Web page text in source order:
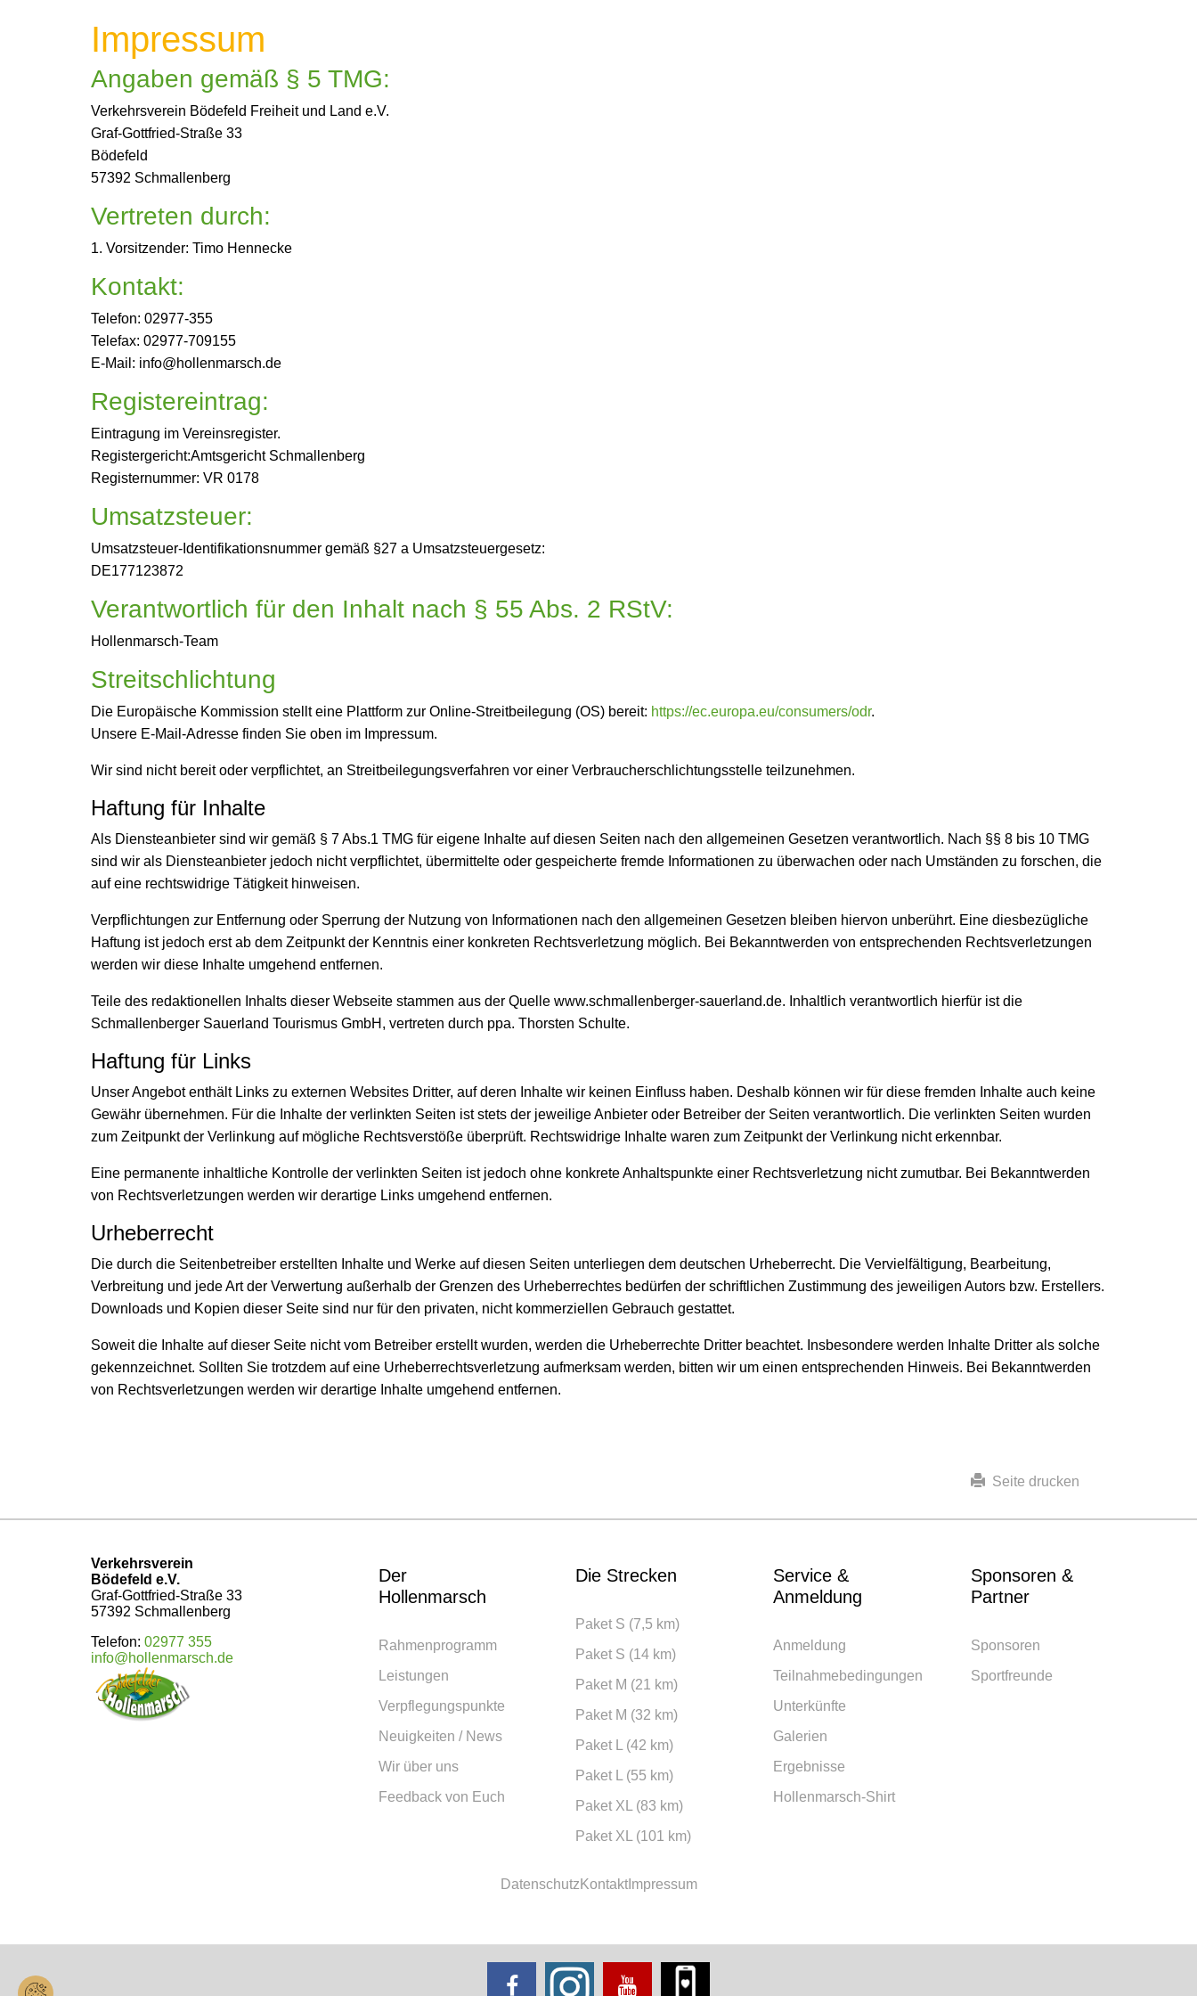
Impressum
Angaben gemäß § 5 TMG:
Verkehrsverein Bödefeld Freiheit und Land e.V.
Graf-Gottfried-Straße 33
Bödefeld
57392 Schmallenberg
Vertreten durch:
1. Vorsitzender: Timo Hennecke
Kontakt:
Telefon: 02977-355
Telefax: 02977-709155
E-Mail: info@hollenmarsch.de
Registereintrag:
Eintragung im Vereinsregister.
Registergericht:Amtsgericht Schmallenberg
Registernummer: VR 0178
Umsatzsteuer:
Umsatzsteuer-Identifikationsnummer gemäß §27 a Umsatzsteuergesetz:
DE177123872
Verantwortlich für den Inhalt nach § 55 Abs. 2 RStV:
Hollenmarsch-Team
Streitschlichtung
Die Europäische Kommission stellt eine Plattform zur Online-Streitbeilegung (OS) bereit: https://ec.europa.eu/consumers/odr.
Unsere E-Mail-Adresse finden Sie oben im Impressum.
Wir sind nicht bereit oder verpflichtet, an Streitbeilegungsverfahren vor einer Verbraucherschlichtungsstelle teilzunehmen.
Haftung für Inhalte
Als Diensteanbieter sind wir gemäß § 7 Abs.1 TMG für eigene Inhalte auf diesen Seiten nach den allgemeinen Gesetzen verantwortlich. Nach §§ 8 bis 10 TMG
sind wir als Diensteanbieter jedoch nicht verpflichtet, übermittelte oder gespeicherte fremde Informationen zu überwachen oder nach Umständen zu forschen, die
auf eine rechtswidrige Tätigkeit hinweisen.
Verpflichtungen zur Entfernung oder Sperrung der Nutzung von Informationen nach den allgemeinen Gesetzen bleiben hiervon unberührt. Eine diesbezügliche
Haftung ist jedoch erst ab dem Zeitpunkt der Kenntnis einer konkreten Rechtsverletzung möglich. Bei Bekanntwerden von entsprechenden Rechtsverletzungen
werden wir diese Inhalte umgehend entfernen.
Teile des redaktionellen Inhalts dieser Webseite stammen aus der Quelle www.schmallenberger-sauerland.de. Inhaltlich verantwortlich hierfür ist die
Schmallenberger Sauerland Tourismus GmbH, vertreten durch ppa. Thorsten Schulte.
Haftung für Links
Unser Angebot enthält Links zu externen Websites Dritter, auf deren Inhalte wir keinen Einfluss haben. Deshalb können wir für diese fremden Inhalte auch keine
Gewähr übernehmen. Für die Inhalte der verlinkten Seiten ist stets der jeweilige Anbieter oder Betreiber der Seiten verantwortlich. Die verlinkten Seiten wurden
zum Zeitpunkt der Verlinkung auf mögliche Rechtsverstöße überprüft. Rechtswidrige Inhalte waren zum Zeitpunkt der Verlinkung nicht erkennbar.
Eine permanente inhaltliche Kontrolle der verlinkten Seiten ist jedoch ohne konkrete Anhaltspunkte einer Rechtsverletzung nicht zumutbar. Bei Bekanntwerden
von Rechtsverletzungen werden wir derartige Links umgehend entfernen.
Urheberrecht
Die durch die Seitenbetreiber erstellten Inhalte und Werke auf diesen Seiten unterliegen dem deutschen Urheberrecht. Die Vervielfältigung, Bearbeitung,
Verbreitung und jede Art der Verwertung außerhalb der Grenzen des Urheberrechtes bedürfen der schriftlichen Zustimmung des jeweiligen Autors bzw. Erstellers.
Downloads und Kopien dieser Seite sind nur für den privaten, nicht kommerziellen Gebrauch gestattet.
Soweit die Inhalte auf dieser Seite nicht vom Betreiber erstellt wurden, werden die Urheberrechte Dritter beachtet. Insbesondere werden Inhalte Dritter als solche
gekennzeichnet. Sollten Sie trotzdem auf eine Urheberrechtsverletzung aufmerksam werden, bitten wir um einen entsprechenden Hinweis. Bei Bekanntwerden
von Rechtsverletzungen werden wir derartige Inhalte umgehend entfernen.
Seite drucken
Verkehrsverein
Bödefeld e.V.
Graf-Gottfried-Straße 33
57392 Schmallenberg
Telefon: 02977 355
info@hollenmarsch.de
Der
Hollenmarsch
Rahmenprogramm
Leistungen
Verpflegungspunkte
Neuigkeiten / News
Wir über uns
Feedback von Euch
Die Strecken
Paket S (7,5 km)
Paket S (14 km)
Paket M (21 km)
Paket M (32 km)
Paket L (42 km)
Paket L (55 km)
Paket XL (83 km)
Paket XL (101 km)
Service &
Anmeldung
Anmeldung
Teilnahmebedingungen
Unterkünfte
Galerien
Ergebnisse
Hollenmarsch-Shirt
Sponsoren &
Partner
Sponsoren
Sportfreunde
Datenschutz KontaktImpressum